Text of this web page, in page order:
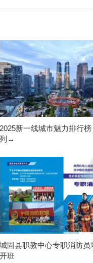
2025新一线城市魅力排行
列→
城固县职教中心专职消防员
开班